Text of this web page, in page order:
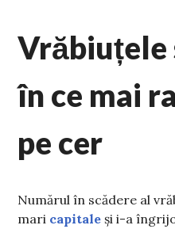
Vrăbiuțele
în ce mai
pe cer
Numărul în scădere al
mari capitale și i-a